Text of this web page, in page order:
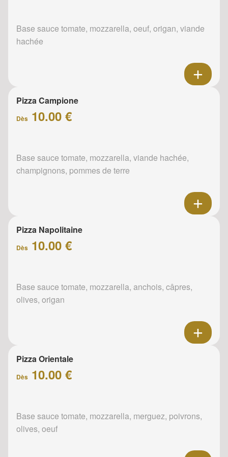
Base sauce tomate, mozzarella, oeuf, origan, viande
hachée
Pizza Campione
Dès 10.00 €
Base sauce tomate, mozzarella, viande hachée,
champignons, pommes de terre
Pizza Napolitaine
Dès 10.00 €
Base sauce tomate, mozzarella, anchois, câpres,
olives, origan
Pizza Orientale
Dès 10.00 €
Base sauce tomate, mozzarella, merguez, poivrons,
olives, oeuf